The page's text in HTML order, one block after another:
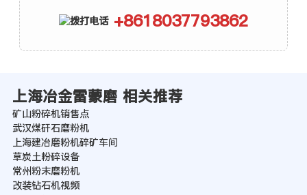
+8618037793862
上海冶金雷蒙磨 相关推荐
矿山粉碎机销售点
武汉煤矸石磨粉机
上海建冶磨粉机碎矿车间
草炭土粉碎设备
常州粉末磨粉机
改装钻石机视频